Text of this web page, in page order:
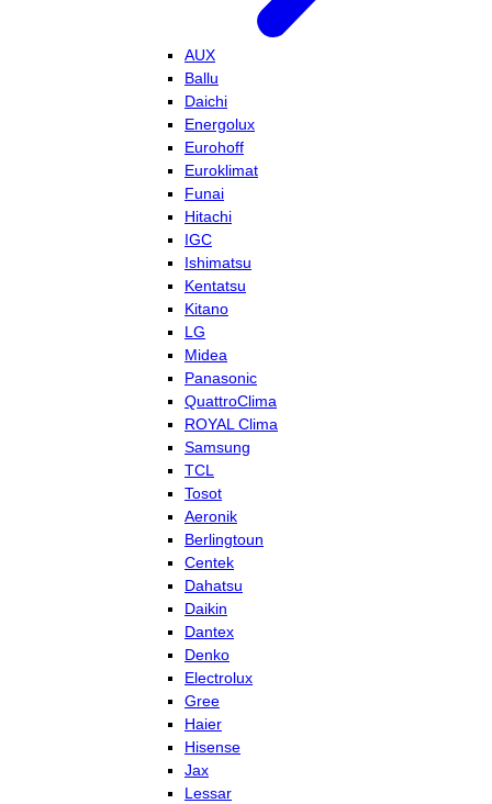
AUX
Ballu
Daichi
Energolux
Eurohoff
Euroklimat
Funai
Hitachi
IGC
Ishimatsu
Kentatsu
Kitano
LG
Midea
Panasonic
QuattroClima
ROYAL Clima
Samsung
TCL
Tosot
Aeronik
Berlingtoun
Centek
Dahatsu
Daikin
Dantex
Denko
Electrolux
Gree
Haier
Hisense
Jax
Lessar